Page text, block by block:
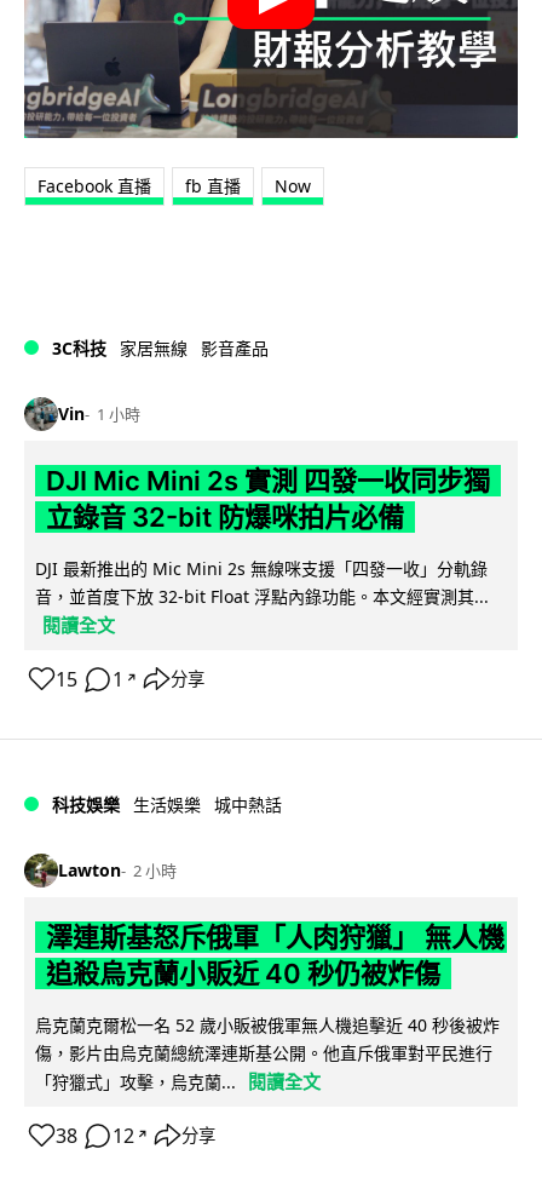
Facebook 直播 fb 直播 Now
3C科技 家居無線 影音產品
Vin 1 小時
DJI Mic Mini 2s 實測 四發一收同步獨
立錄音 32-bit 防爆咪拍片必備
DJI 最新推出的 Mic Mini 2s 無線咪支援「四發一收」分軌錄
音，並首度下放 32-bit Float 浮點內錄功能。本文經實測其...
閱讀全文
15 1 ↗ 分享
科技娛樂 生活娛樂 城中熱話
Lawton 2 小時
澤連斯基怒斥俄軍「人肉狩獵」 無人機
追殺烏克蘭小販近 40 秒仍被炸傷
烏克蘭克爾松一名 52 歲小販被俄軍無人機追擊近 40 秒後被炸
傷，影片由烏克蘭總統澤連斯基公開。他直斥俄軍對平民進行
「狩獵式」攻擊，烏克蘭...
閱讀全文
38 12 ↗ 分享